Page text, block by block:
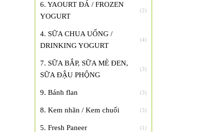
6. YAOURT ĐÁ / FROZEN
YOGURT
(2)
4. SỮA CHUA UỐNG /
DRINKING YOGURT
(4)
7. SỮA BẮP, SỮA MÈ ĐEN,
SỮA ĐẬU PHỘNG
(3)
9. Bánh flan (3)
8. Kem nhãn / Kem chuối (3)
5. Fresh Paneer (1)